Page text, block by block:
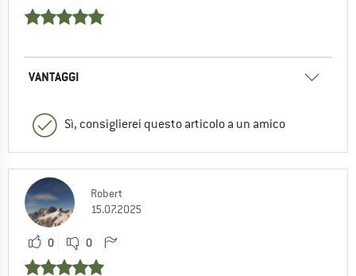
VANTAGGI
Sì, consiglierei questo articolo a un amico
Robert
15.07.2025
0 0